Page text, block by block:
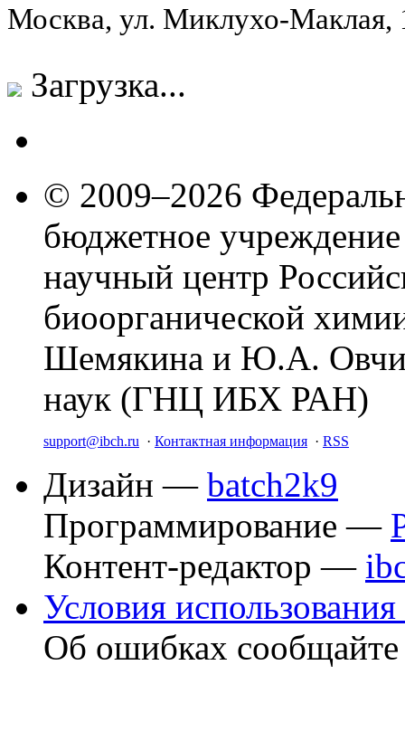
Москва, ул. Миклухо-
Загрузка...
© 2009–2026
бюджетное
научный центр
биоорганической
Шемякина и Ю.А.
наук (ГНЦ ИБХ РАН)
support@ibch.ru · Контактная информация · RSS
Дизайн — batch2k9
Программирование —
Контент-редактор —
Условия использования
Об ошибках